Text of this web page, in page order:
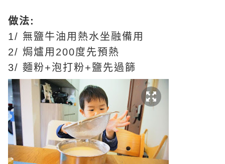
做法:
1/ 無鹽牛油用熱水坐融備用
2/ 焗爐用200度先預熱
3/ 麵粉+泡打粉+鹽先過篩